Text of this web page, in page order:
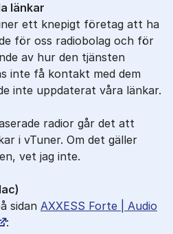
länkar
ett knepigt företag att ha
för oss radiobolag och för
av hur den tjänsten
inte få kontakt med dem
inte uppdaterat våra länkar.
radior går det att
i vTuner. Om det gäller
vet jag inte.
sidan AXXESS Forte | Audio
: